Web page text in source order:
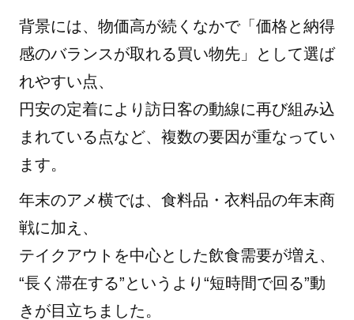
背景には、物価高が続くなかで「価格と納得
感のバランスが取れる買い物先」として選ば
れやすい点、
円安の定着により訪日客の動線に再び組み込
まれている点など、複数の要因が重なってい
ます。
年末のアメ横では、食料品・衣料品の年末商
戦に加え、
テイクアウトを中心とした飲食需要が増え、
“長く滞在する”というより“短時間で回る”動
きが目立ちました。